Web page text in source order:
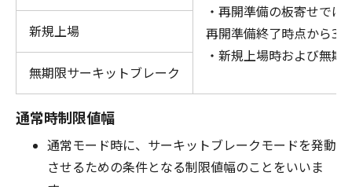
・再開準備の板寄せで
再開準備終了時点から30
・新規上場時および無
新規上場
無期限サーキットブレーク
通常時制限値幅
通常モード時に、サーキットブレークモードを発動
させるための条件となる制限値幅のことをいいま